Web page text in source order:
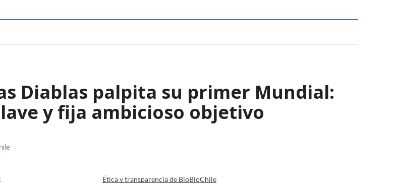
Diablas palpita su primer Mundial:
y fija ambicioso objetivo
Ética y transparencia de BioBioChile